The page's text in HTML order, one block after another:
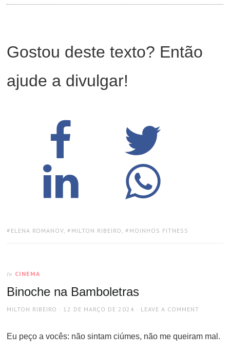
Gostou deste texto? Então
ajude a divulgar!
TAGS:
ELENA ROMANOV, MILTON RIBEIRO , MOINHOS FITNESS
In CINEMA
Binoche na Bamboletras
AUTHOR
MILTON RIBEIRO
POSTED
12 DE MARÇO DE 2024 LEAVE A COMMENT
Eu peço a vocês: não sintam ciúmes, não me queiram mal.